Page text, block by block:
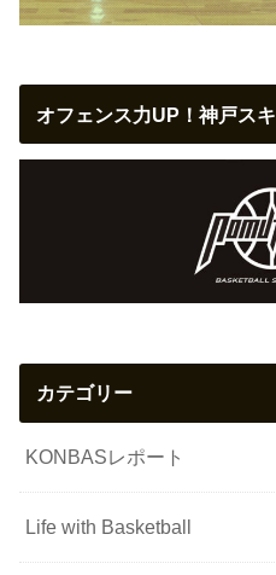
オフェンス力UP！神戸ス
カテゴリー
KONBASレポート
Life with Basketball